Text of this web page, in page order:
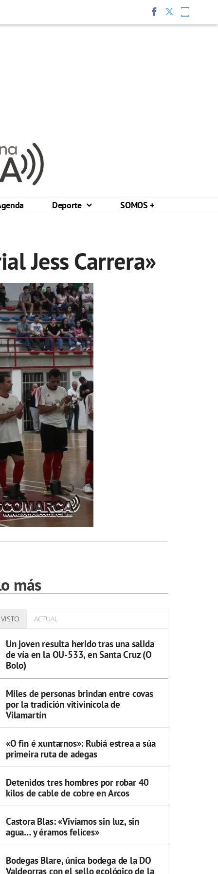
Deporte SOMOS +
Jess Carrera»
más
VISTO ACTUAL
Un joven resulta herido tras una salida
de vía en la OU-533, en Santa Cruz (O
Bolo)
Miles de personas brindan entre covas
por la tradición vitivinícola de
Vilamartín
«O fin é xuntarnos»: Rubiá estrea a súa
primeira ruta de adegas
Detenidos tres hombres por robar 40
kilos de cable de cobre en Arcos
Castora Blas: «Vivíamos sin luz, sin
agua… y éramos felices»
Bodegas Blare, única bodega de la DO
Valdeorras con el sello ecológico de la